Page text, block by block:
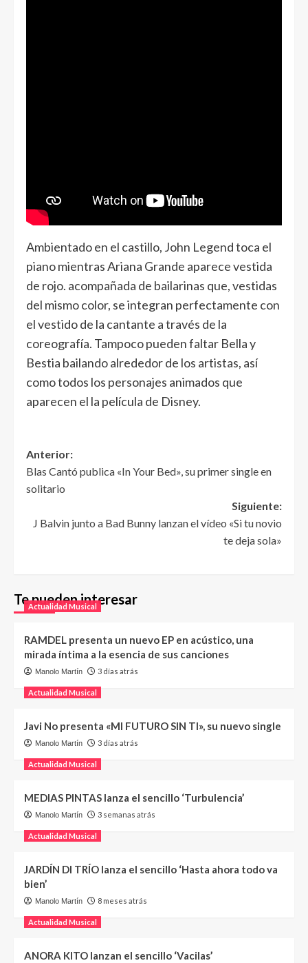
Ambientado en el castillo, John Legend toca el
piano mientras Ariana Grande aparece vestida
de rojo. acompañada de bailarinas que, vestidas
del mismo color, se integran perfectamente con
el vestido de la cantante a través de la
coreografía. Tampoco pueden faltar Bella y
Bestia bailando alrededor de los artistas, así
como todos los personajes animados que
aparecen el la película de Disney.
Anterior:
Blas Cantó publica «In Your Bed», su primer single en
solitario
Siguiente:
J Balvin junto a Bad Bunny lanzan el vídeo «Si tu novio
te deja sola»
Te pueden interesar
Actualidad Musical
RAMDEL presenta un nuevo EP en acústico, una
mirada íntima a la esencia de sus canciones
Manolo Martín 3 días atrás
Actualidad Musical
Javi No presenta «MI FUTURO SIN TI», su nuevo single
Manolo Martín 3 días atrás
Actualidad Musical
MEDIAS PINTAS lanza el sencillo ‘Turbulencia’
Manolo Martín 3 semanas atrás
Actualidad Musical
JARDÍN DI TRÍO lanza el sencillo ‘Hasta ahora todo va
bien’
Manolo Martín 8 meses atrás
Actualidad Musical
ANORA KITO lanzan el sencillo ‘Vacilas’